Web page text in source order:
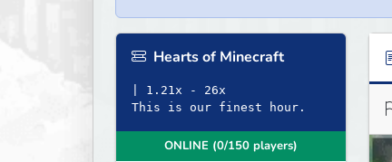
Hearts of Minecraft
| 1.21x - 26x
This is our finest hour.
ONLINE (0/150 players)